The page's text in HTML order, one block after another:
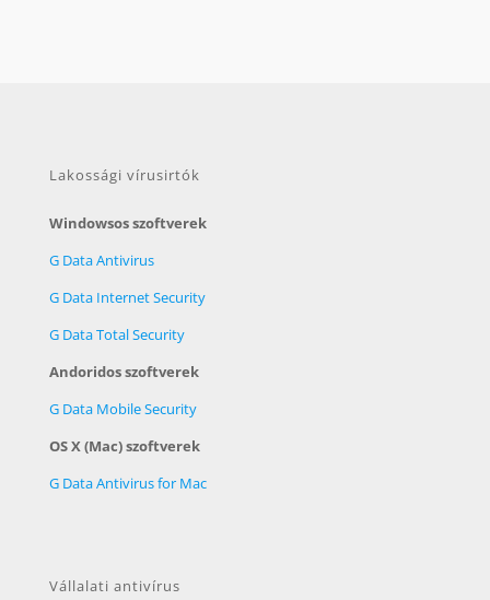
Lakossági vírusirtók
Windowsos szoftverek
G Data Antivirus
G Data Internet Security
G Data Total Security
Andoridos szoftverek
G Data Mobile Security
OS X (Mac) szoftverek
G Data Antivirus for Mac
Vállalati antivírus